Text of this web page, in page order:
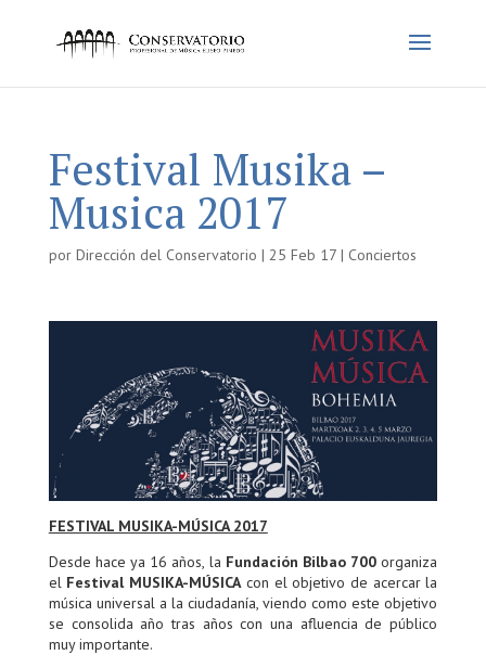
Festival Musika –
Musica 2017
por Dirección del Conservatorio | 25 Feb 17| Conciertos
FESTIVAL MUSIKA-MÚSICA 2017
Desde hace ya 16 años, la Fundación Bilbao 700 organiza
el Festival MUSIKA-MÚSICAcon el objetivo de acercar la
música universal a la ciudadanía, viendo como este objetivo
se consolida año tras años con una afluencia de público
muy importante.